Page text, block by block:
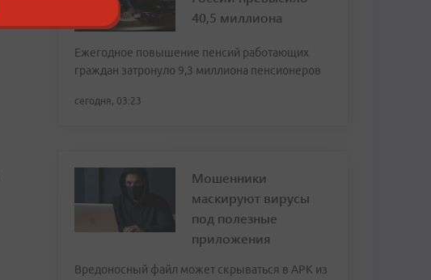
40,5 миллиона
Ежегодное повышение пенсий работающих
граждан затронуло 9,3 миллиона пенсионеров
сегодня, 03:23
Мошенники
маскируют вирусы
под полезные
приложения
Вредоносный файл может скрываться в APK из